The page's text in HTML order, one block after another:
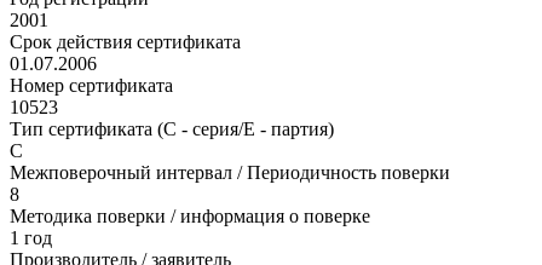
2001
Срок действия сертификата
01.07.2006
Номер сертификата
10523
Тип сертификата (C - серия/E - партия)
С
Межповерочный интервал / Периодичность поверки
8
Методика поверки / информация о поверке
1 год
Производитель / заявитель